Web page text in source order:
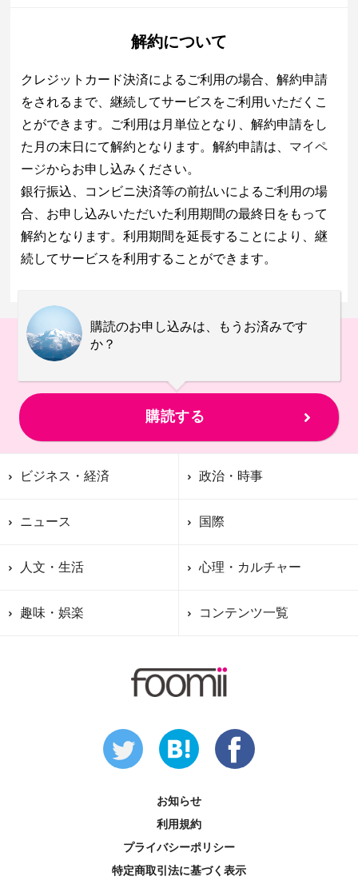
解約について
クレジットカード決済によるご利用の場合、解約申請
をされるまで、継続してサービスをご利用いただくこ
とができます。ご利用は月単位となり、解約申請をし
た月の末日にて解約となります。解約申請は、 マイペ
ージからお申し込みください。
銀行振込、コンビニ決済等の前払いによるご利用の場
合、お申し込みいただいた利用期間の最終日をもって
解約となります。利用期間を延長することにより、継
続してサービスを利用することができます。
購読のお申し込みは、もうお済みです
か？
購読する
ビジネス・経済 政治・時事
ニュース 国際
人文・生活 心理・カルチャー
趣味・娯楽 コンテンツ一覧
お知らせ
利用規約
プライバシーポリシー
特定商取引法に基づく表示